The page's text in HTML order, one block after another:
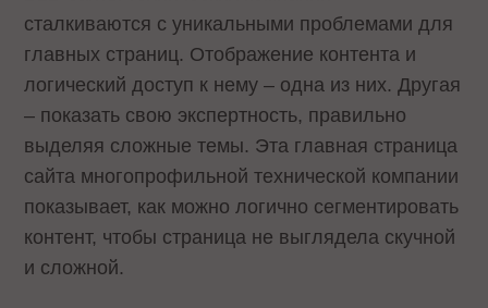
сталкиваются с уникальными проблемами для
главных страниц. Отображение контента и
логический доступ к нему – одна из них. Другая
– показать свою экспертность, правильно
выделяя сложные темы. Эта главная страница
сайта многопрофильной технической компании
показывает, как можно логично сегментировать
контент, чтобы страница не выглядела скучной
и сложной.